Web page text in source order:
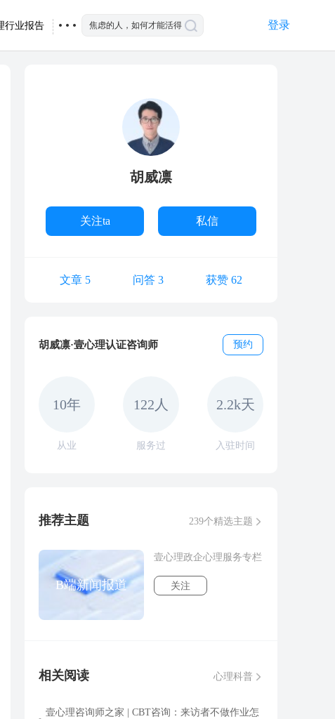
行业报告 登录
胡威凛
关注ta 私信
文章 5 问答 3 获赞 62
胡威凛·壹心理认证咨询师 预约
10年
从业
122人
服务过
2.2k天
入驻时间
推荐主题 239个精选主题
B端新闻报道
壹心理政企心理服务专栏
关注
相关阅读 心理科普
壹心理咨询师之家 | CBT咨询：来访者不做作业怎